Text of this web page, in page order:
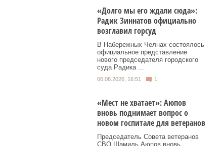
«Долго мы его ждали сюда»:
Радик Зиннатов официально
возглавил горсуд
В Набережных Челнах состоялось
официальное представление
нового председателя городского
суда Радика ...
06.08.2026, 16:51 1
«Мест не хватает»: Аюпов
вновь поднимает вопрос о
новом госпитале для ветеранов
Председатель Совета ветеранов
СВО Шамиль Аюпов вновь